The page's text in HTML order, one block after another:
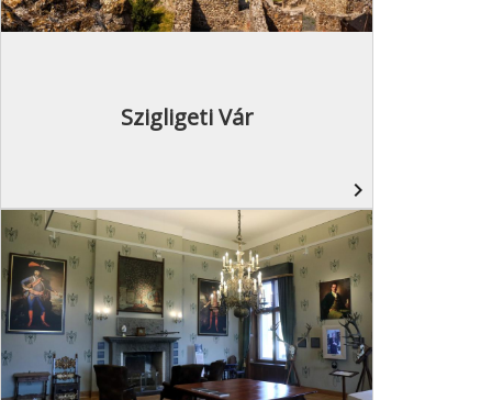
Szigligeti Vár
navigate_next